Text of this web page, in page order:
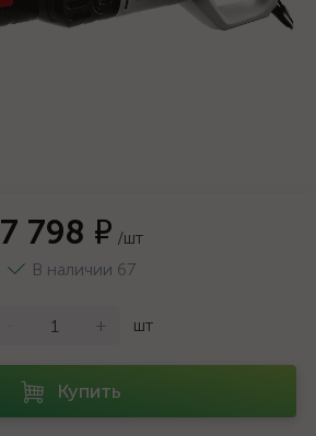
7 798 ₽ /шт
В наличии 67
+ шт
Купить